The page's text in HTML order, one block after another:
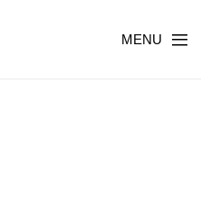
MENU